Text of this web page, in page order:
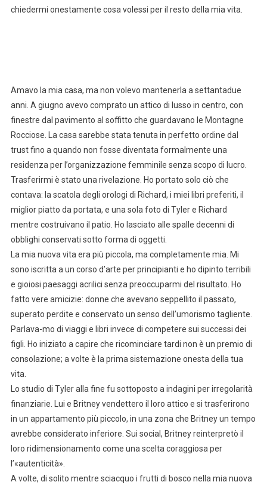
chiedermi onestamente cosa volessi per il resto della mia vita.
Amavo la mia casa, ma non volevo mantenerla a settantadue
anni. A giugno avevo comprato un attico di lusso in centro, con
finestre dal pavimento al soffitto che guardavano le Montagne
Rocciose. La casa sarebbe stata tenuta in perfetto ordine dal
trust fino a quando non fosse diventata formalmente una
residenza per l’organizzazione femminile senza scopo di lucro.
Trasferirmi è stato una rivelazione. Ho portato solo ciò che
contava: la scatola degli orologi di Richard, i miei libri preferiti, il
miglior piatto da portata, e una sola foto di Tyler e Richard
mentre costruivano il patio. Ho lasciato alle spalle decenni di
obblighi conservati sotto forma di oggetti.
La mia nuova vita era più piccola, ma completamente mia. Mi
sono iscritta a un corso d’arte per principianti e ho dipinto terribili
e gioiosi paesaggi acrilici senza preoccuparmi del risultato. Ho
fatto vere amicizie: donne che avevano seppellito il passato,
superato perdite e conservato un senso dell’umorismo tagliente.
Parlava-mo di viaggi e libri invece di competere sui successi dei
figli. Ho iniziato a capire che ricominciare tardi non è un premio di
consolazione; a volte è la prima sistemazione onesta della tua
vita.
Lo studio di Tyler alla fine fu sottoposto a indagini per irregolarità
finanziarie. Lui e Britney vendettero il loro attico e si trasferirono
in un appartamento più piccolo, in una zona che Britney un tempo
avrebbe considerato inferiore. Sui social, Britney reinterpretò il
loro ridimensionamento come una scelta coraggiosa per
l’«autenticità».
A volte, di solito mentre sciacquo i frutti di bosco nella mia nuova